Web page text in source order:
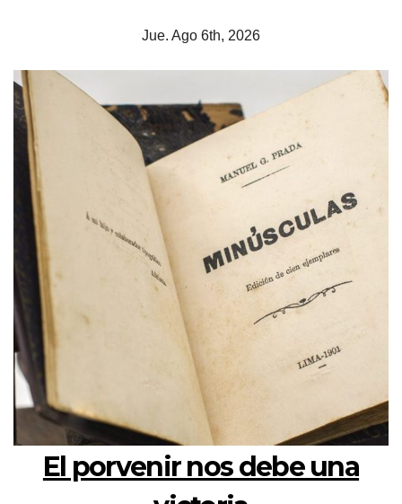
Jue. Ago 6th, 2026
El porvenir nos debe una